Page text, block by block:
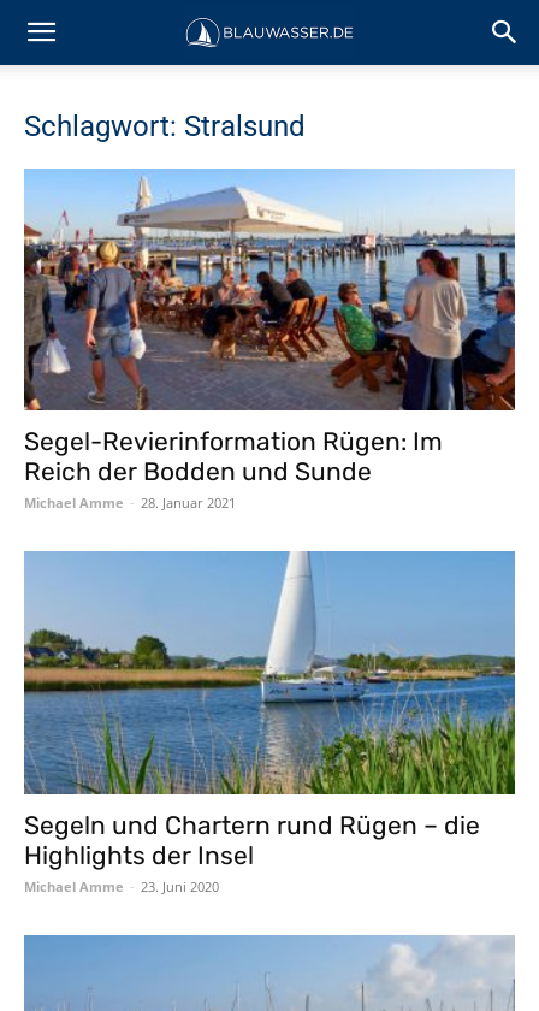
Schlagwort: Stralsund
Segel-Revierinformation Rügen: Im
Reich der Bodden und Sunde
Michael Amme - 28. Januar 2021
Segeln und Chartern rund Rügen – die
Highlights der Insel
Michael Amme - 23. Juni 2020